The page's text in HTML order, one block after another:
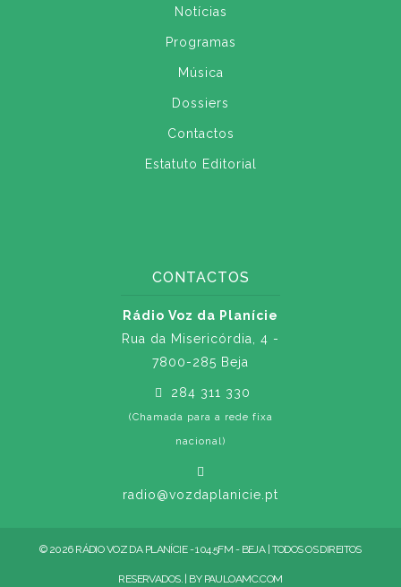
Notícias
Programas
Música
Dossiers
Contactos
Estatuto Editorial
CONTACTOS
Rádio Voz da Planície
Rua da Misericórdia, 4 -
7800-285 Beja
284 311 330
(Chamada para a rede fixa
nacional)
radio@vozdaplanicie.pt
© 2026 RÁDIO VOZ DA PLANÍCIE - 104.5FM - BEJA | TODOS OS DIREITOS
RESERVADOS. | BY PAULOAMC.COM